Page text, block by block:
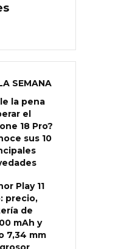
SEMANA
la pena
el
18 Pro?
sus 10
Play 11
precio,
de
mAh y
7,34 mm